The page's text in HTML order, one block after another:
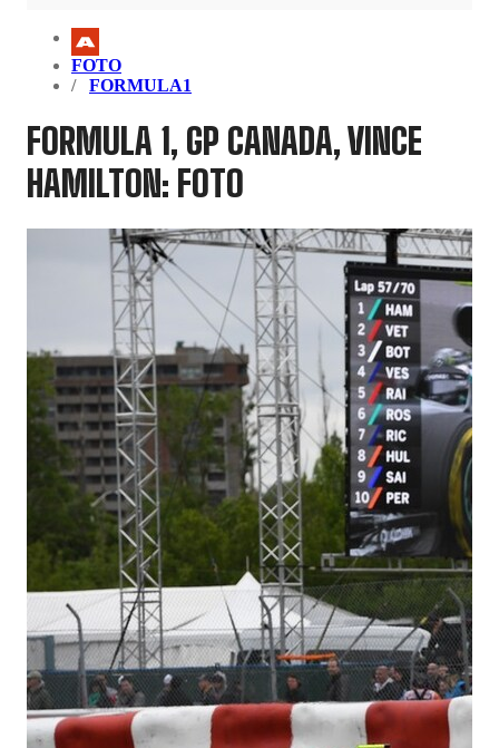
FOTO
FORMULA1
FORMULA 1, GP CANADA, VINCE
HAMILTON: FOTO